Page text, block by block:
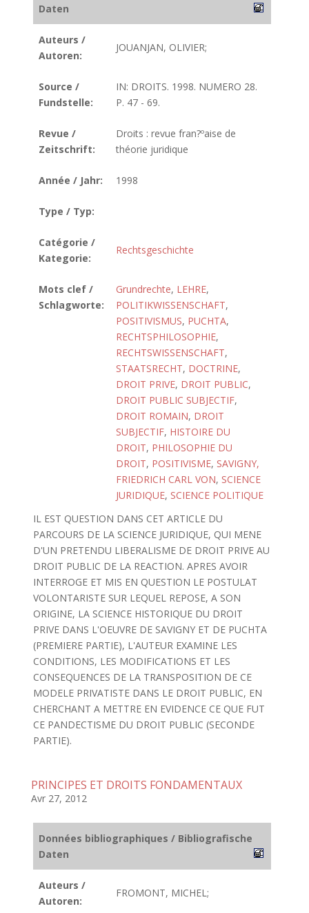
Daten
Auteurs /
Autoren:
JOUANJAN, OLIVIER;
Source /
Fundstelle:
IN: DROITS. 1998. NUMERO 28.
P. 47 - 69.
Revue /
Zeitschrift:
Droits : revue fran?ºaise de
théorie juridique
Année / Jahr: 1998
Type / Typ:
Catégorie /
Kategorie:
Rechtsgeschichte
Mots clef /
Schlagworte:
Grundrechte, LEHRE,
POLITIKWISSENSCHAFT,
POSITIVISMUS, PUCHTA,
RECHTSPHILOSOPHIE,
RECHTSWISSENSCHAFT,
STAATSRECHT, DOCTRINE,
DROIT PRIVE, DROIT PUBLIC,
DROIT PUBLIC SUBJECTIF,
DROIT ROMAIN, DROIT
SUBJECTIF, HISTOIRE DU
DROIT, PHILOSOPHIE DU
DROIT, POSITIVISME, SAVIGNY,
FRIEDRICH CARL VON, SCIENCE
JURIDIQUE, SCIENCE POLITIQUE
IL EST QUESTION DANS CET ARTICLE DU
PARCOURS DE LA SCIENCE JURIDIQUE, QUI MENE
D'UN PRETENDU LIBERALISME DE DROIT PRIVE AU
DROIT PUBLIC DE LA REACTION. APRES AVOIR
INTERROGE ET MIS EN QUESTION LE POSTULAT
VOLONTARISTE SUR LEQUEL REPOSE, A SON
ORIGINE, LA SCIENCE HISTORIQUE DU DROIT
PRIVE DANS L'OEUVRE DE SAVIGNY ET DE PUCHTA
(PREMIERE PARTIE), L'AUTEUR EXAMINE LES
CONDITIONS, LES MODIFICATIONS ET LES
CONSEQUENCES DE LA TRANSPOSITION DE CE
MODELE PRIVATISTE DANS LE DROIT PUBLIC, EN
CHERCHANT A METTRE EN EVIDENCE CE QUE FUT
CE PANDECTISME DU DROIT PUBLIC (SECONDE
PARTIE).
PRINCIPES ET DROITS FONDAMENTAUX
Avr 27, 2012
Données bibliographiques / Bibliografische
Daten
Auteurs /
Autoren:
FROMONT, MICHEL;